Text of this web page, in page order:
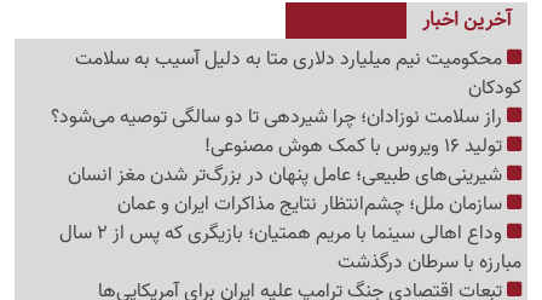
آخرین اخبار
محکومیت نیم میلیارد دلاری متا به دلیل آسیب به سلامت
کودکان
راز سلامت نوزادان؛ چرا شیردهی تا دو سالگی توصیه می‌شود؟
تولید 16 ویروس با کمک هوش مصنوعی!
شیرینی‌های طبیعی؛ عامل پنهان در بزرگ‌تر شدن مغز انسان
سازمان ملل؛ چشم‌انتظار نتایج مذاکرات ایران و عمان
وداع اهالی سینما با مریم همتیان؛ بازیگری که پس از 2 سال
مبارزه با سرطان درگذشت
تبعات اقتصادی جنگ ترامپ علیه ایران برای آمریکایی‌ها